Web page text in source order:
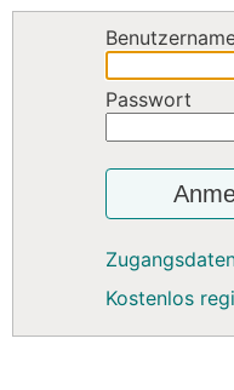
Passwort
Kostenlos